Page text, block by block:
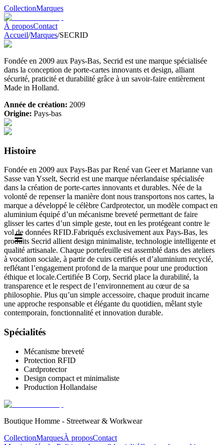
☰
CollectionMarques
À proposContact
Accueil/Marques/SECRID
Fondée en 2009 aux Pays-Bas, Secrid est une marque spécialisée
dans la conception de porte-cartes innovants et design, alliant
sécurité, praticité et durabilité grâce à un savoir-faire entièrement
Made in Holland.
Année de création: 2009
Origine: Pays-bas
Histoire
Fondée en 2009 aux Pays-Bas par René van Geer et Marianne van
Sasse van Ysselt, Secrid est une marque néerlandaise spécialisée
dans la création de porte-cartes innovants et durables. Née de la
volonté de repenser la manière dont nous transportons nos cartes, la
marque a développé le célèbre Cardprotector, un modèle compact en
aluminium équipé d’un mécanisme breveté permettant de faire
glisser les cartes d’un simple geste, tout en les protégeant contre le
vol de données RFID.Fabriqués exclusivement aux Pays-Bas, les
produits Secrid allient design minimaliste, technologie intelligente et
qualité artisanale. Chaque portefeuille est assemblé dans des ateliers
à vocation sociale, à partir de cuirs certifiés et d’aluminium recyclé,
reflétant l’engagement profond de la marque pour une production
éthique et locale.Certifiée B Corp, Secrid place la durabilité, la
transparence et le respect de l’environnement au cœur de sa
philosophie. Plus qu’un simple accessoire, chaque produit incarne
une approche responsable et élégante du quotidien, mêlant style
contemporain, fonctionnalité et innovation durable.
Spécialités
Mécanisme breveté
Protection RFID
Cardprotector
Design compact et minimaliste
Production Hollandaise
Boutique Homme - Streetwear & Workwear
CollectionMarquesÀ proposContact